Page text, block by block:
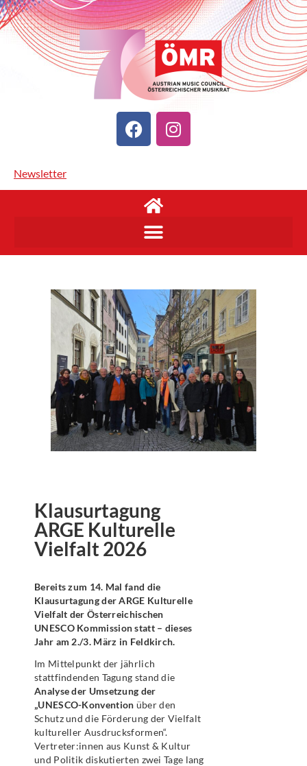
Newsletter
Klausurtagung
ARGE Kulturelle
Vielfalt 2026
Bereits zum 14. Mal fand die
Klausurtagung der ARGE Kulturelle
Vielfalt der Österreichischen
UNESCO Kommission statt – dieses
Jahr am 2./3. März in Feldkirch.
Im Mittelpunkt der jährlich
stattfindenden Tagung stand die
Analyse der Umsetzung der
„UNESCO-Konvention über den
Schutz und die Förderung der Vielfalt
kultureller Ausdrucksformen“.
Vertreter:innen aus Kunst & Kultur
und Politik diskutierten zwei Tage lang